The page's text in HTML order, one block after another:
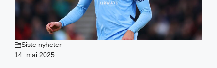
Siste nyheter
14. mai 2025